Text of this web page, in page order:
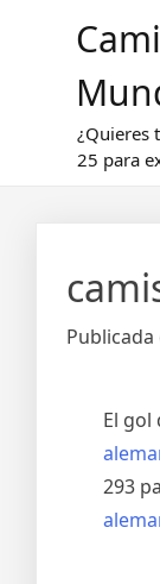
¿Quieres
25 para
Publicada
El gol
293